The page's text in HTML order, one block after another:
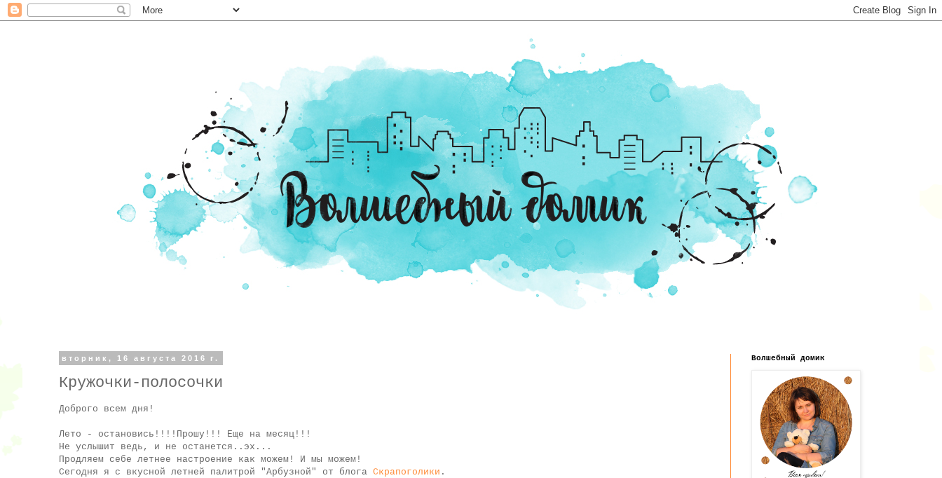
вторник, 16 августа 2016 г.
Кружочки-полосочки
Доброго всем дня!
Лето - остановись!!!!Прошу!!! Еще на месяц!!!
Не услышит ведь, и не останется..эх...
Продляем себе летнее настроение как можем! И мы можем!
Сегодня я с вкусной летней палитрой "Арбузной" от блога Скрапоголики .
Волшебный домик